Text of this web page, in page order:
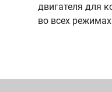
двигателя для
во всех